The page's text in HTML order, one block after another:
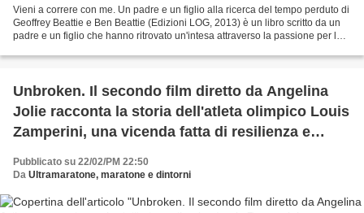
Vieni a correre con me. Un padre e un figlio alla ricerca del tempo perduto di
Geoffrey Beattie e Ben Beattie (Edizioni LOG, 2013) è un libro scritto da un
padre e un figlio che hanno ritrovato un'intesa attraverso la passione per la
Unbroken. Il secondo film diretto da Angelina
Jolie racconta la storia dell'atleta olimpico Louis
Zamperini, una vicenda fatta di resilienza e
Pubblicato su 22/02/PM 22:50
Da Ultramaratone, maratone e dintorni